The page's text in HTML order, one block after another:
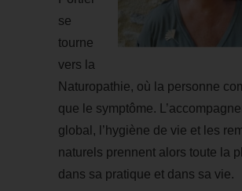
se
tourne
vers la
Naturopathie, où la personne
que le symptôme.
global, l’hygiène de vie et les
naturels prennent alors toute la
dans sa pratique et dans sa vie.